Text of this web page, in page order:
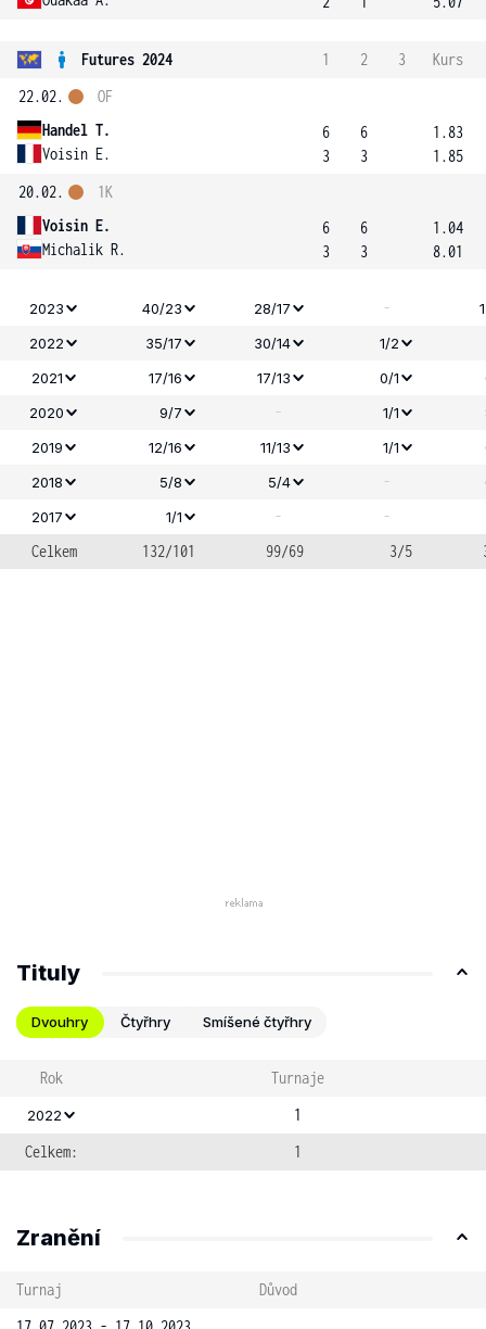
Futures 2024 1 2 3
Kurs
22.02.
Handel T.
Voisin E.
OF
6
3
6
3
1.83
1.85
20.02.
Voisin E.
Michalik R.
1K
6
3
6
3
1.04
8.01
2023 40/23 28/17 -
2022
35/17 30/14
1/2
2021
17/16 17/13 0/1
2020
9/7 - 1/1
2019
12/16 11/13 1/1
2018
5/8 5/4 -
2017
1/1 -
-
Celkem
132/101 99/69 3/5
Tituly
Dvouhry Čtyřhry Smíšené čtyřhry
Rok Turnaje
2022
1
Celkem:
1
Zranění
Turnaj
Důvod